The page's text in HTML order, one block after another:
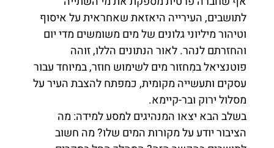
לתושבים, העירייה היאזאת שאחראית על איסוף
וטיהור מיליוני גלונים של מים משומשים מדי יום
והחזרתם לנהר. לאור הנתונים הללו, זוהה
פוטנציאל במִחזור מים לשימוש חוזר, במיוחד עבור
עסקים ותעשייה מקומית, כמפתח להצבת העיר על
מסלול ירוק ובר-קיימא.
בשלב הבא יצאו המנהיגים למסע למידה: מה
הציבור יודע על מקורות המים שלו? מה חשוב